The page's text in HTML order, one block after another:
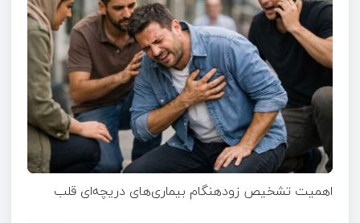
اهمیت تشخیص زودهنگام بیماری‌های دریچه‌ای قلب